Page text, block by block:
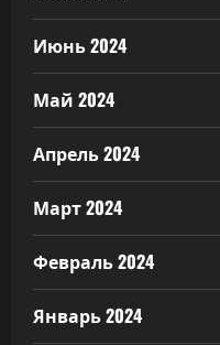
Июнь 2024
Май 2024
Апрель 2024
Март 2024
Февраль 2024
Январь 2024